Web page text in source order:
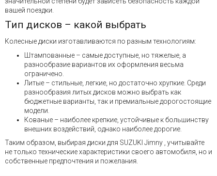
вашей поездки.
Тип дисков – какой выбрать
Колесные диски изготавливаются по разным технологиям:
Штампованные – самые доступные, но тяжелые, а
разнообразие вариантов их оформления весьма
ограничено.
Литые – стильные, легкие, но достаточно хрупкие. Среди
разнообразия литых дисков можно выбрать как
бюджетные варианты, так и премиальные дорогостоящие
модели.
Кованые – наиболее крепкие, устойчивые к большинству
внешних воздействий, однако наиболее дорогие.
Таким образом, выбирая диски для SUZUKI Jimny , учитывайте
не только технические характеристики своего автомобиля, но и
собственные предпочтения и пожелания.